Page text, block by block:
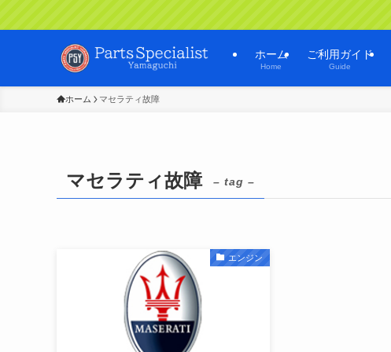
ホーム
Home
ご利用ガイド
Guide
ホーム マセラティ故障
マセラティ故障 – tag –
エンジン